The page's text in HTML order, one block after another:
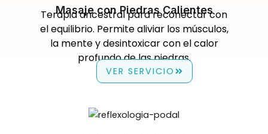
Masaje con Piedras Calientes
Terapia ancestral para reconectar con
el equilibrio. Permite aliviar los músculos,
la mente y desintoxicar con el calor
profundo de las piedras.
VER SERVICIO